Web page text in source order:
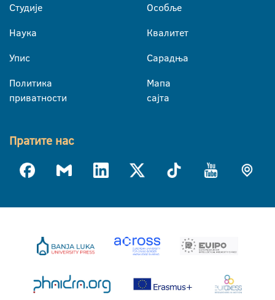
Студије
Наука
Упис
Политика
приватности
Особље
Квалитет
Сарадња
Мапа
сајта
Пратите нас